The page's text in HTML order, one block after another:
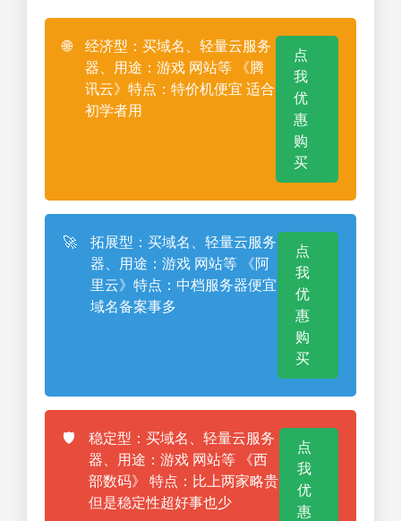
🌐
经济型：买域名、轻量云服务
器、用途：游戏 网站等 《腾
讯云》特点：特价机便宜 适合
初学者用
点
我
优
惠
购
买
🚀
拓展型：买域名、轻量云服务
器、用途：游戏 网站等 《阿
里云》特点：中档服务器便宜
域名备案事多
点
我
优
惠
购
买
🛡️
稳定型：买域名、轻量云服务
器、用途：游戏 网站等 《西
部数码》 特点：比上两家略贵
但是稳定性超好事也少
点
我
优
惠